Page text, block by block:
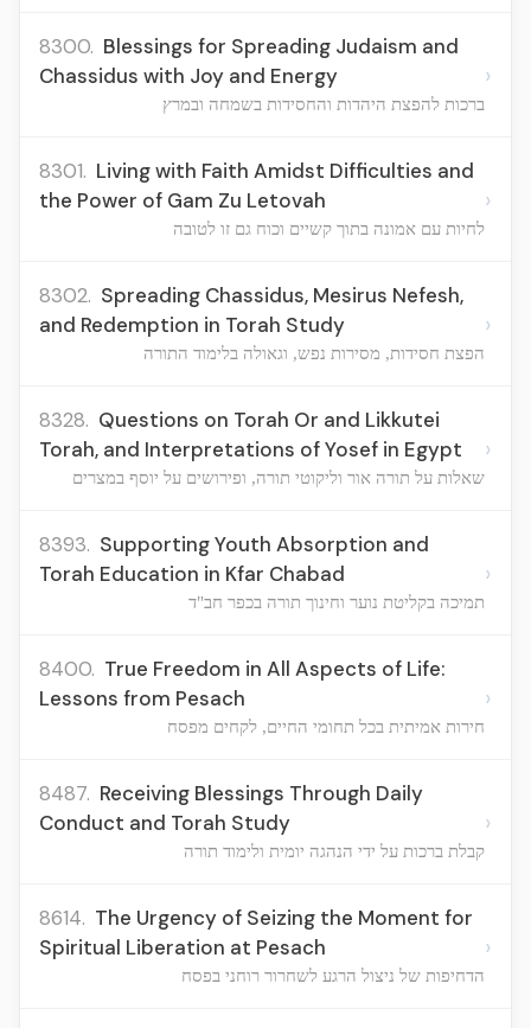
8300. Blessings for Spreading Judaism and
Chassidus with Joy and Energy
ברכות להפצת היהדות והחסידות בשמחה ובמרץ
›
8301. Living with Faith Amidst Difficulties and
the Power of Gam Zu Letovah
לחיות עם אמונה בתוך קשיים וכוח גם זו לטובה
›
8302. Spreading Chassidus, Mesirus Nefesh,
and Redemption in Torah Study
הפצת חסידות, מסירות נפש, וגאולה בלימוד התורה
›
8328. Questions on Torah Or and Likkutei
Torah, and Interpretations of Yosef in Egypt
שאלות על תורה אור וליקוטי תורה, ופירושים על יוסף במצרים
›
8393. Supporting Youth Absorption and
Torah Education in Kfar Chabad
תמיכה בקליטת נוער וחינוך תורה בכפר חב"ד
›
8400. True Freedom in All Aspects of Life:
Lessons from Pesach
חירות אמיתית בכל תחומי החיים, לקחים מפסח
›
8487. Receiving Blessings Through Daily
Conduct and Torah Study
קבלת ברכות על ידי הנהגה יומית ולימוד תורה
›
8614. The Urgency of Seizing the Moment for
Spiritual Liberation at Pesach
הדחיפות של ניצול הרגע לשחרור רוחני בפסח
›